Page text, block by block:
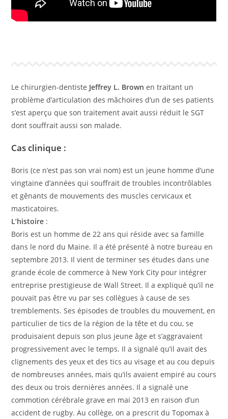
Le chirurgien-dentiste Jeffrey L. Brown en traitant un
problème d’articulation des mâchoires d’un de ses patients
s’est aperçu que son traitement avait aussi réduit le SGT
dont souffrait aussi son malade.
Cas clinique :
Boris (ce n’est pas son vrai nom) est un jeune homme d’une
vingtaine d’années qui souffrait de troubles incontrôlables
et gênants de mouvements des muscles cervicaux et
masticatoires.
L’histoire :
Boris est un homme de 22 ans qui réside avec sa famille
dans le nord du Maine. Il a été présenté à notre bureau en
septembre 2013. Il vient de terminer ses études dans une
grande école de commerce à New York City pour intégrer
entreprise prestigieuse de Wall Street. Il a expliqué qu’il ne
pouvait pas être vu par ses collègues à cause de ses
tremblements. Ses épisodes de troubles du mouvement, en
particulier de tics de la région de la tête et du cou, se
produisaient depuis son plus jeune âge et s’aggravaient
progressivement avec le temps. Il a signalé qu’il avait des
clignements des yeux et des tics au visage et au cou depuis
de nombreuses années, mais qu’ils avaient empiré au cours
des deux ou trois dernières années. Il a signalé une
commotion cérébrale grave en mai 2013 en raison d’un
accident de rugby. Au collège, on a prescrit du Topomax à